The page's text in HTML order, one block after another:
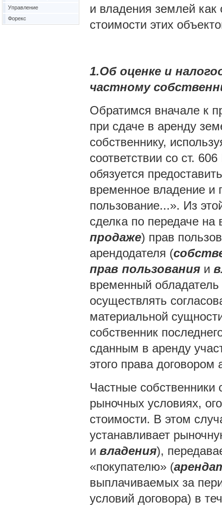
и владения землей
стоимости этих
1.Об оценке и
частному
Обратимся вначале к
при сдаче в аренду
собственнику,
соответствии со ст.
обязуется
временное владение и
пользование...». Из
сделка по передаче на
продаже) прав
арендодателя (
прав пользования и
временный
осуществлять
материальной
собственник
сданным в аренду
этого права договором
Частные
рыночных условиях,
стоимости. В этом
устанавливает
и владения),
«покупателю» (
выплачиваемых за
условий договора) в
Управление
Форекс